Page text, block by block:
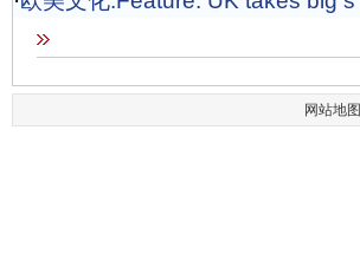
网站地图